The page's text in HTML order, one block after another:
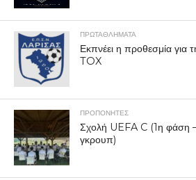
ΠΡΩΤΑΘΛΉΜΑΤΑ
Εκπνέει η προθεσμία για
TOX
ΠΡΟΠΟΝΗΤΈΣ
Σχολή UEFA C (1η φάση
γκρουπ)